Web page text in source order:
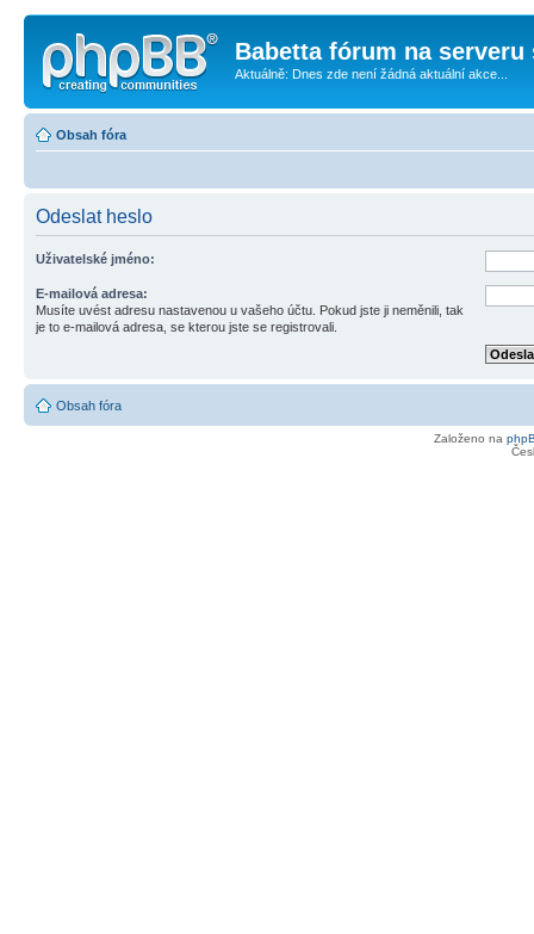
Babetta fórum na serveru
Aktuálně: Dnes zde není žádná aktuální akce...
Obsah fóra
Odeslat heslo
Uživatelské jméno:
E-mailová adresa:
Musíte uvést adresu nastavenou u vašeho účtu. Pokud jste ji neměnili, tak
je to e-mailová adresa, se kterou jste se registrovali.
Obsah fóra
Založeno na